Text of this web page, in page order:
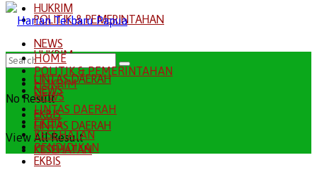
HUKRIM
NEWS
LINTAS DAERAH
EKBIS
KESEHATAN
POLITIK & PEMERINTAHAN
HUKRIM
NEWS
LINTAS DAERAH
EKBIS
No Result
View All Result
HOME
POLITIK & PEMERINTAHAN
HUKRIM
NEWS
LINTAS DAERAH
EKBIS
KESEHATAN
PENDIDIKAN